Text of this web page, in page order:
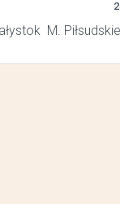
M.